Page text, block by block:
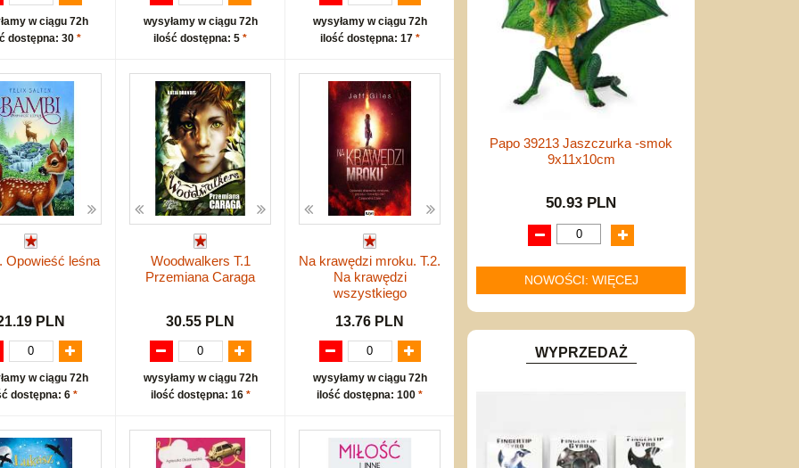
w ciągu 72h
dostępna: 30 *
wysyłamy w ciągu 72h
ilość dostępna: 5 *
wysyłamy w ciągu 72h
ilość dostępna: 17 *
Opowieść leśna
PLN
w ciągu 72h
dostępna: 6 *
Woodwalkers T.1
Przemiana Caraga
30.55 PLN
wysyłamy w ciągu 72h
ilość dostępna: 16 *
Na krawędzi mroku. T.2.
Na krawędzi
wszystkiego
13.76 PLN
wysyłamy w ciągu 72h
ilość dostępna: 100 *
Papo 39213 Jaszczurka -smok
9x11x10cm
50.93 PLN
NOWOŚCI: WIĘCEJ
WYPRZEDAŻ